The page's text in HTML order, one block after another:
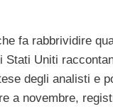
fa rabbrividire
Stati Uniti
degli analisti e
a novembre,